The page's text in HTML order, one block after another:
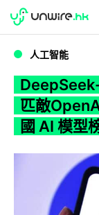
WWDC 2026
人工智能
匹敵
國 AI 模型